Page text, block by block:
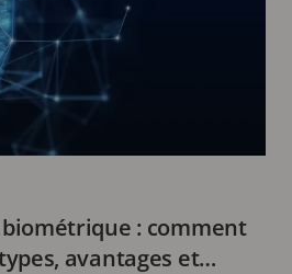
biométrique : comment
avantages et